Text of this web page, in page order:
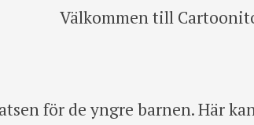
Välkommen till
för de yngre barnen. Här